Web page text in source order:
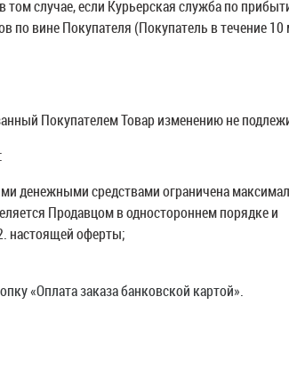
случае, если Курьерская служба по
по вине Покупателя (Покупатель в течение 10
Покупателем Товар изменению не
денежными средствами ограничена
Продавцом в одностороннем порядке и
настоящей оферты;
«Оплата заказа банковской картой».